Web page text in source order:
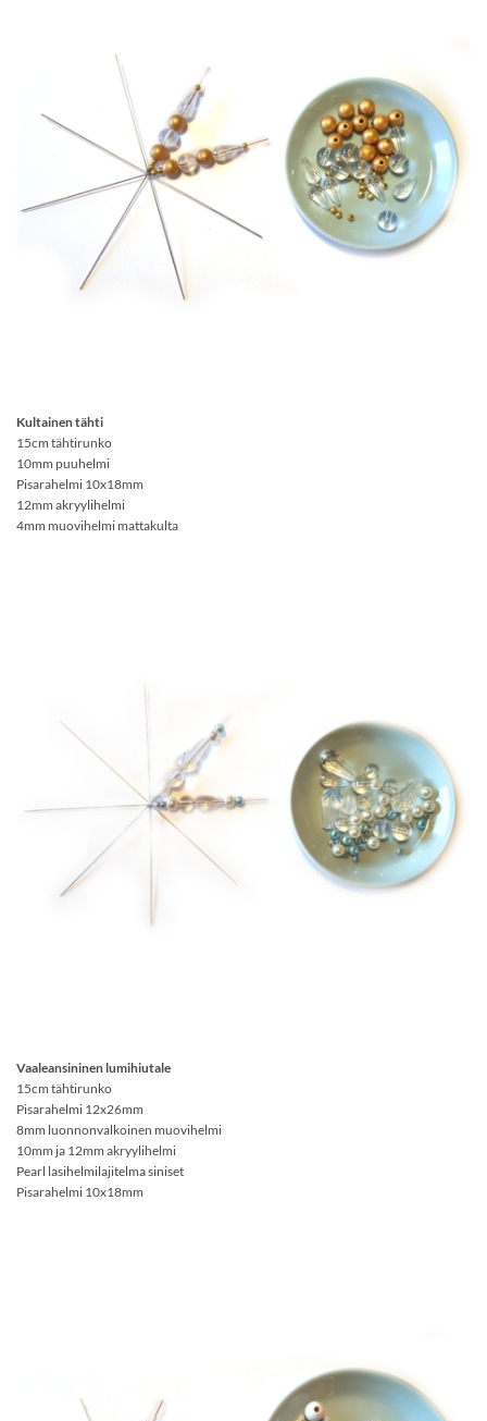
Kultainen tähti
15cm tähtirunko
10mm puuhelmi
Pisarahelmi 10x18mm
12mm akryylihelmi
4mm muovihelmi mattakulta
Vaaleansininen lumihiutale
15cm tähtirunko
Pisarahelmi 12x26mm
8mm luonnonvalkoinen muovihelmi
10mm ja 12mm akryylihelmi
Pearl lasihelmilajitelma siniset
Pisarahelmi 10x18mm